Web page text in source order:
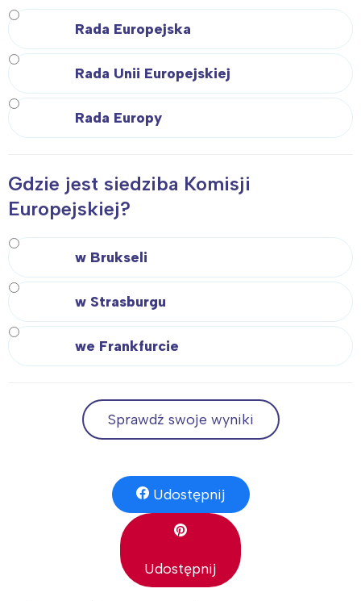
Rada Europejska
Rada Unii Europejskiej
Rada Europy
Gdzie jest siedziba Komisji
Europejskiej?
w Brukseli
w Strasburgu
we Frankfurcie
Sprawdź swoje wyniki
Udostępnij
Udostępnij
tego regionu:
Warszawa
Łódź
Trójmiasto
Poznań
Śląsk
Kraków
Północ